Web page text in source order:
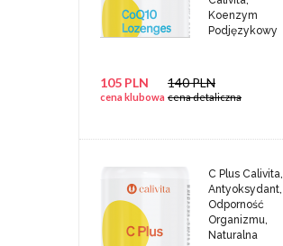
Koenzym
Podjęzykowy
105 PLN
cena klubowa
140 PLN
cena detaliczna
C Plus Calivita,
Antyoksydant,
Odporność
Organizmu,
Naturalna